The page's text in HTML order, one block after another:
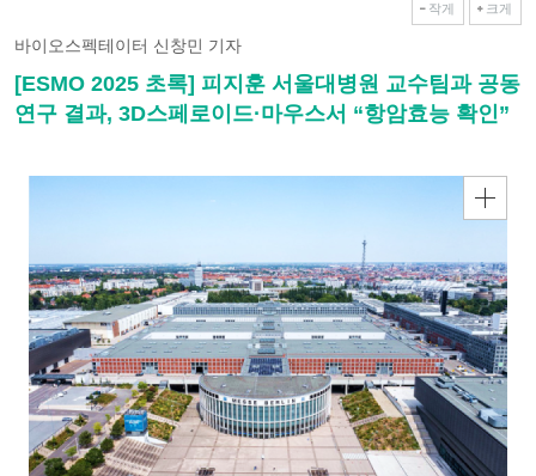
작게 크게
바이오스펙테이터 신창민 기자
[ESMO 2025 초록] 피지훈 서울대병원 교수팀과 공동
연구 결과, 3D스페로이드·마우스서 “항암효능 확인”